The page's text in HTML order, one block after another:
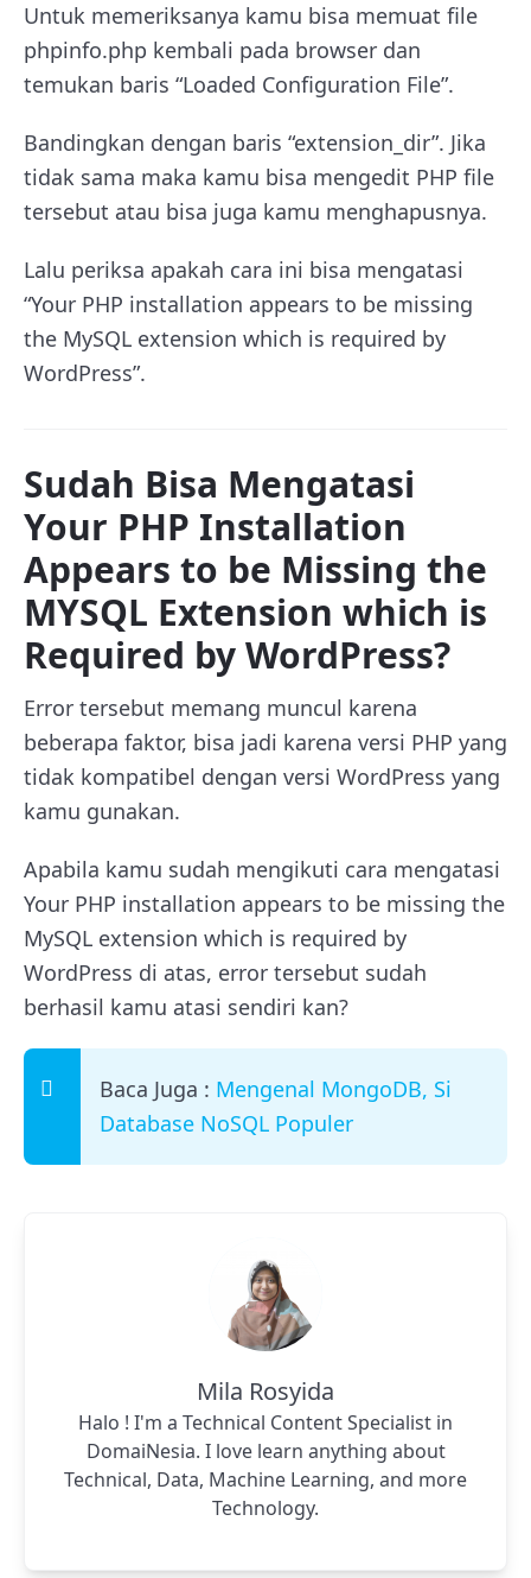
Untuk memeriksanya kamu bisa memuat file
phpinfo.php kembali pada browser dan
temukan baris “Loaded Configuration File”.
Bandingkan dengan baris “extension_dir”. Jika
tidak sama maka kamu bisa mengedit PHP file
tersebut atau bisa juga kamu menghapusnya.
Lalu periksa apakah cara ini bisa mengatasi
“Your PHP installation appears to be missing
the MySQL extension which is required by
WordPress”.
Sudah Bisa Mengatasi
Your PHP Installation
Appears to be Missing the
MYSQL Extension which is
Required by WordPress?
Error tersebut memang muncul karena
beberapa faktor, bisa jadi karena versi PHP yang
tidak kompatibel dengan versi WordPress yang
kamu gunakan.
Apabila kamu sudah mengikuti cara mengatasi
Your PHP installation appears to be missing the
MySQL extension which is required by
WordPress di atas, error tersebut sudah
berhasil kamu atasi sendiri kan?
Baca Juga : Mengenal MongoDB, Si
Database NoSQL Populer
Mila Rosyida
Halo ! I'm a Technical Content Specialist in
DomaiNesia. I love learn anything about
Technical, Data, Machine Learning, and more
Technology.